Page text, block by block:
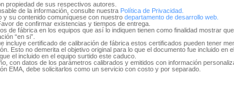
propiedad de sus respectivos autores.
de la información, consulte nuestra Política de Privacidad.
y su contenido comuníquese con nuestro departamento de desarrollo web.
de confirmar existencias y tiempos de entrega.
de fábrica en los equipos que así lo indiquen tienen como finalidad mostrar
“en si”.
incluye certificado de calibración de fábrica estos certificados pueden tener
Esto no demerita el objetivo original para lo que el documento fue incluido en
el incluido en el equipo surtido este caduco.
con datos de los parámetros calibrados y emitidos con información
EMA, debe solicitarlos como un servicio con costo y por separado.